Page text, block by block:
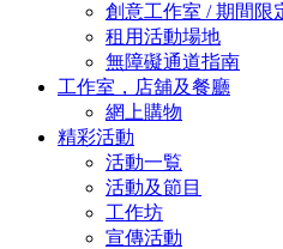
創意工作室 / 期間限
租用活動場地
無障礙通道指南
工作室，店舖及餐廳
網上購物
精彩活動
活動一覧
活動及節目
工作坊
宣傳活動